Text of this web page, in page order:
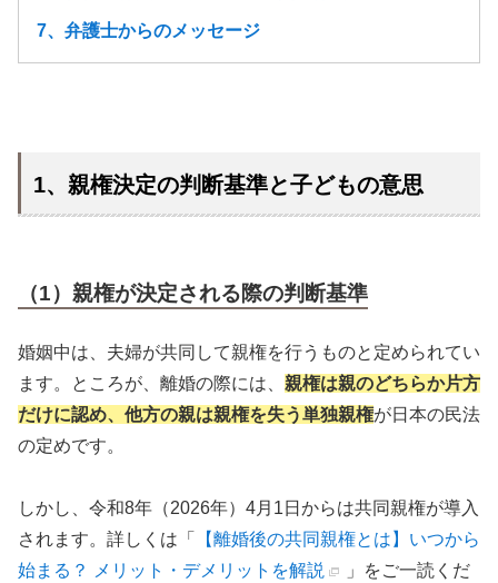
7、弁護士からのメッセージ
1、親権決定の判断基準と子どもの意思
（1）親権が決定される際の判断基準
婚姻中は、夫婦が共同して親権を行うものと定められてい
ます。ところが、離婚の際には、 親権は親のどちらか片方
だけに認め、他方の親は親権を失う単独親権が日本の民法
の定めです。
しかし、令和8年（2026年）4月1日からは共同親権が導入
されます。詳しくは「
【離婚後の共同親権とは】いつから
始まる？ メリット・デメリットを解説
」をご一読くだ